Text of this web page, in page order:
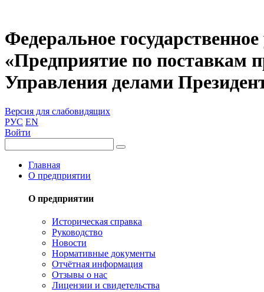
Федеральное
«Предприятие по поставкам
Управления делами
Версия для слабовидящих
РУС EN
Войти
Главная
О предприятии
О предприятии
Историческая справка
Руководство
Новости
Нормативные документы
Отчётная информация
Отзывы о нас
Лицензии и свидетельства